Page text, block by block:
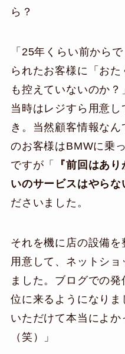
ら？
「25年くらい前から
られたお客様に「お
も控えていないのか？
当時はレジすら用意
き。当然顧客情報な
のお客様はBMWに乗
ですが「
『前回はあ
いのサービスはやらな
ださいました。
それを機に店の設備
用意して、ネットシ
ました。ブログでの
位に来るようになり
いただけて本当によか
（笑）」